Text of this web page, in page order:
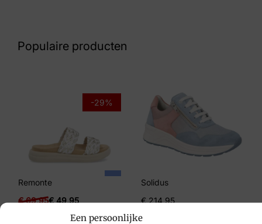
Een persoonlijke
Artikelnummer
908H30 307 195
Populaire producten
-29%
Remonte
€69,95€49,95
Solidus
€214,95